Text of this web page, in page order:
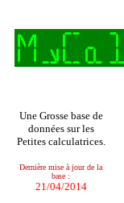
Une Grosse base de
données sur les
Petites calculatrices.
Dernière mise à jour de la
base :
21/04/2014